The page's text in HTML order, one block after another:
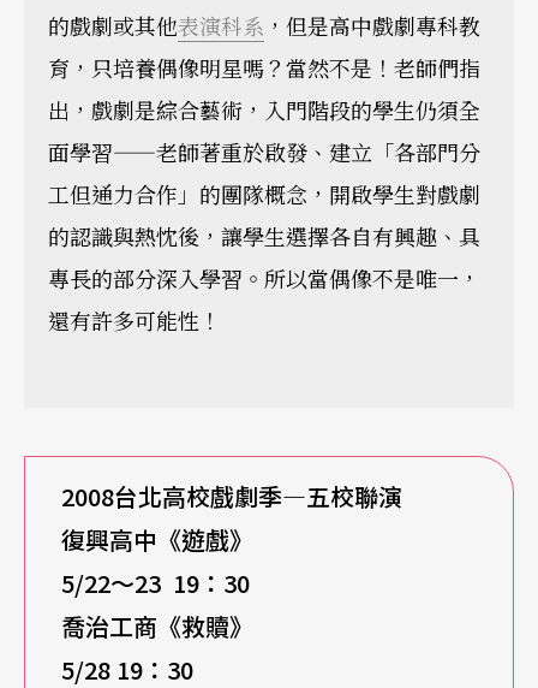
的戲劇或其他表演科系 ，但是高中戲劇專科教
育，只培養偶像明星嗎？當然不是！老師們指
出，戲劇是綜合藝術，入門階段的學生仍須全
面學習——老師著重於啟發、建立「各部門分
工但通力合作」的團隊概念，開啟學生對戲劇
的認識與熱忱後，讓學生選擇各自有興趣、具
專長的部分深入學習。所以當偶像不是唯一，
還有許多可能性！
2008台北高校戲劇季—五校聯演
復興高中《遊戲》
5/22～23 19 ： 30
喬治工商《救贖》
5/28 19 ： 30